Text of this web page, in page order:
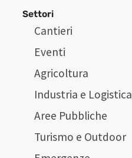
Settori
Cantieri
Eventi
Agricoltura
Industria e Logistica
Aree Pubbliche
Turismo e Outdoor